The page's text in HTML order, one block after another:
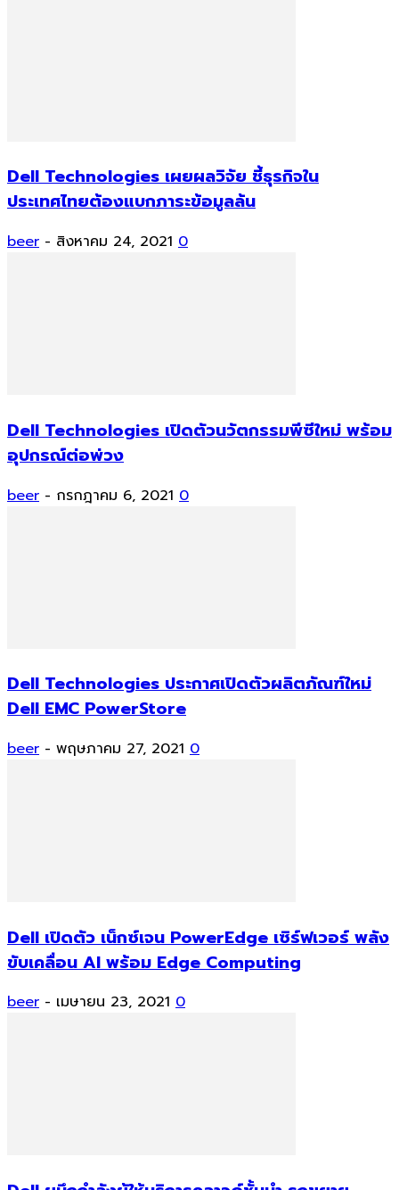
Dell Technologies เผยผลวิจัย ชี้ธุรกิจใน
ประเทศไทยต้องแบกภาระข้อมูลล้น
beer - สิงหาคม 24, 2021 0
Dell Technologies เปิดตัวนวัตกรรมพีซีใหม่ พร้อม
อุปกรณ์ต่อพ่วง
beer - กรกฎาคม 6, 2021 0
Dell Technologies ประกาศเปิดตัวผลิตภัณฑ์ใหม่
Dell EMC PowerStore
beer - พฤษภาคม 27, 2021 0
Dell เปิดตัว เน็กซ์เจน PowerEdge เซิร์ฟเวอร์ พลัง
ขับเคลื่อน AI พร้อม Edge Computing
beer - เมษายน 23, 2021 0